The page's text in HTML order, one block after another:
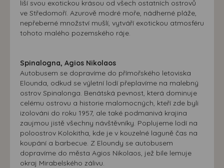
liší svou exotickou krásou od všech ostatních ostrovů
ve Středomoří. Azurově modré moře, nádherné pláže,
nepřeberné množství mušlí, vytváří exotickou atmosféru
tohoto malého pozemského ráje.
Spinalogna, Agios Nikolaos
Autobusem se dopravíme do přímořského letoviska
Elounda, odkud se výletní lodí přeplavíme na malebný
ostrov Spinalonga. Benátská pevnost, která dominuje
celému ostrovu a historie malomocných, kteří zde byli
izolováni do roku 1957, ale také podmanivá krajina
zaujmou jistě všechny návštěvníky. Poplujeme lodí na
poloostrov Kolokitha, kde je v kouzelné laguně čas na
koupání a barbecue. Z Eloundy se autobusem
dopravíme do města Agios Nikolaos, jež bíle lemuje
okraj Mirabelského zálivu.